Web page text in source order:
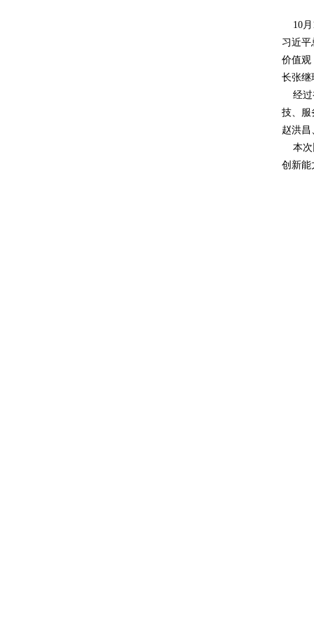
10月
习近平
价值观
长张继
经过
技、服
赵洪昌
本次
创新能